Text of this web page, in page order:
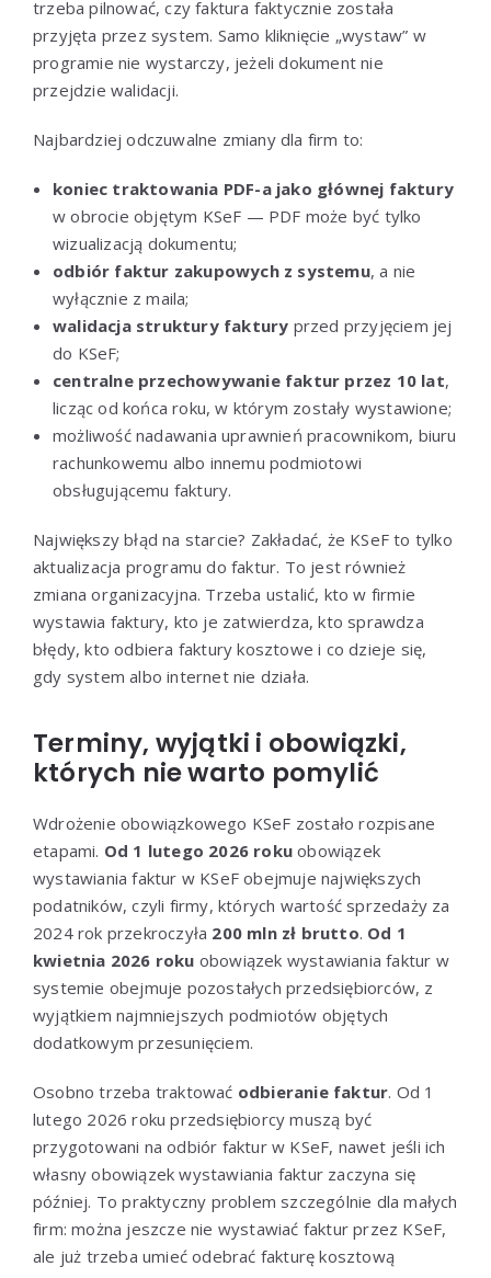
trzeba pilnować, czy faktura faktycznie została
przyjęta przez system. Samo kliknięcie „wystaw” w
programie nie wystarczy, jeżeli dokument nie
przejdzie walidacji.
Najbardziej odczuwalne zmiany dla firm to:
koniec traktowania PDF-a jako głównej faktury
w obrocie objętym KSeF — PDF może być tylko
wizualizacją dokumentu;
odbiór faktur zakupowych z systemu, a nie
wyłącznie z maila;
walidacja struktury faktury przed przyjęciem jej
do KSeF;
centralne przechowywanie faktur przez 10 lat,
licząc od końca roku, w którym zostały wystawione;
możliwość nadawania uprawnień pracownikom, biuru
rachunkowemu albo innemu podmiotowi
obsługującemu faktury.
Największy błąd na starcie? Zakładać, że KSeF to tylko
aktualizacja programu do faktur. To jest również
zmiana organizacyjna. Trzeba ustalić, kto w firmie
wystawia faktury, kto je zatwierdza, kto sprawdza
błędy, kto odbiera faktury kosztowe i co dzieje się,
gdy system albo internet nie działa.
Terminy, wyjątki i obowiązki,
których nie warto pomylić
Wdrożenie obowiązkowego KSeF zostało rozpisane
etapami. Od 1 lutego 2026 roku obowiązek
wystawiania faktur w KSeF obejmuje największych
podatników, czyli firmy, których wartość sprzedaży za
2024 rok przekroczyła 200 mln zł brutto. Od 1
kwietnia 2026 roku obowiązek wystawiania faktur w
systemie obejmuje pozostałych przedsiębiorców, z
wyjątkiem najmniejszych podmiotów objętych
dodatkowym przesunięciem.
Osobno trzeba traktować odbieranie faktur. Od 1
lutego 2026 roku przedsiębiorcy muszą być
przygotowani na odbiór faktur w KSeF, nawet jeśli ich
własny obowiązek wystawiania faktur zaczyna się
później. To praktyczny problem szczególnie dla małych
firm: można jeszcze nie wystawiać faktur przez KSeF,
ale już trzeba umieć odebrać fakturę kosztową